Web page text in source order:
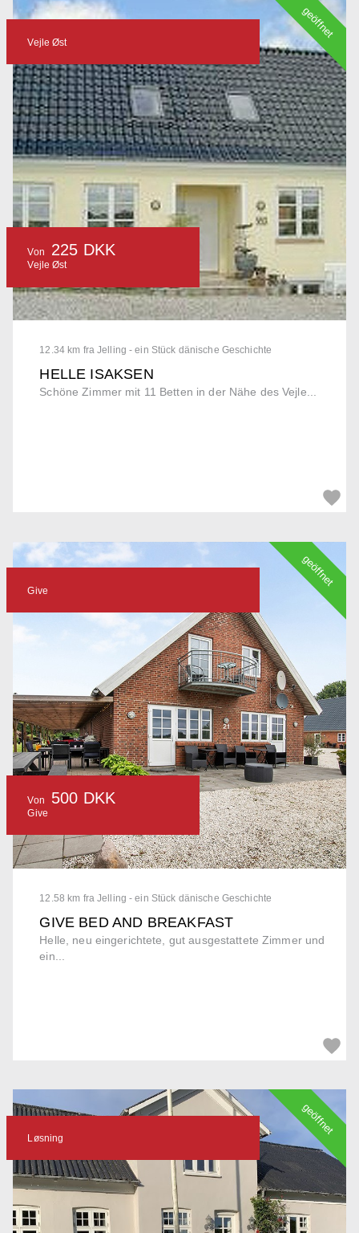
12.34 km fra Jelling - ein Stück dänische Geschichte
HELLE ISAKSEN
Schöne Zimmer mit 11 Betten in der Nähe des Vejle...
Vejle Øst
Von 225 DKK
Vejle Øst
geöffnet
12.58 km fra Jelling - ein Stück dänische Geschichte
GIVE BED AND BREAKFAST
Helle, neu eingerichtete, gut ausgestattete Zimmer und
ein...
Give
Von 500 DKK
Give
geöffnet
Løsning
geöffnet